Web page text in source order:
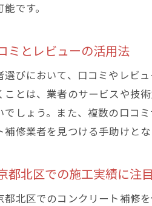
能です。
ミとレビューの活用法
選びにおいて、口コミやレビ
ことは、業者のサービスや技
でしょう。また、複数の口コ
補修業者を見つける手助けとな
都北区での施工実績に注
都北区でのコンクリート補修